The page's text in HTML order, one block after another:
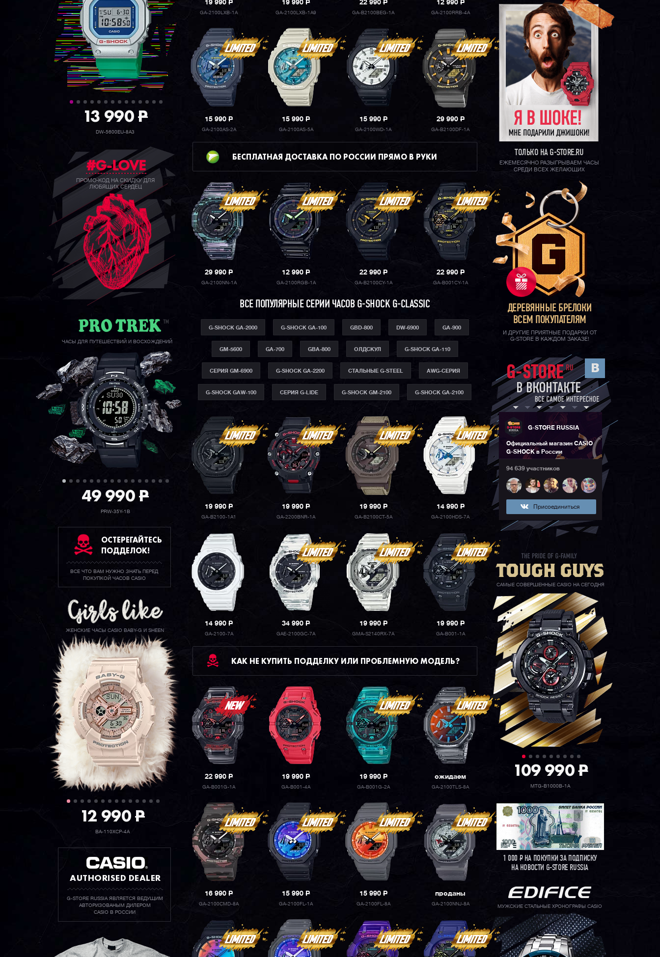
39 990P
GW-B5600BC-1B
#G-LOVE
ПРОМО-КОД НА СКИДКУ ДЛЯ
ЛЮБЯЩИХ СЕРДЕЦ
ЧАСЫ ДЛЯ ПУТЕШЕСТВИЙ И ВОСХОЖДЕНИЙ
49 990P
PRW-35Y-1B
ОСТЕРЕГАЙТЕСЬ
ПОДДЕЛОК!
ВСЕ ЧТО ВАМ НУЖНО ЗНАТЬ ПЕРЕД
ПОКУПКОЙ ЧАСОВ CASIO
ЖЕНСКИЕ ЧАСЫ CASIO BABY-G И SHEEN
12 990P
BA-110XCP-4A
AUTHORISED DEALER
G-STORE RUSSIA ЯВЛЯЕТСЯ ВЕДУЩИМ
АВТОРИЗОВАНЫМ ДИЛЕРОМ
CASIO В РОССИИ
19 990P
GA-2100LXB-1A
19 990P
GA-2100LXB-1A9
22 990P
GA-B2100BEG-1A
12 990P
GA-2100RRB-4A
15 990P
GA-2100AS-2A
15 990P
GA-2100AS-5A
15 990P
GA-2100WD-1A
29 990P
GA-B2100DF-1A
БЕСПЛАТНАЯ ДОСТАВКА ПО РОССИИ ПРЯМО В РУКИ
29 990P
GA-2100NN-1A
12 990P
GA-2100RGB-1A
22 990P
GA-B2100CY-1A
22 990P
GA-B001CY-1A
ВСЕ ПОПУЛЯРНЫЕ СЕРИИ ЧАСОВ G-SHOCK G-CLASSIC
G-SHOCK GA-2000 G-SHOCK GA-100 GBD-800 DW-6900 GA-900
GM-5600 GA-700 GBA-800 ОЛДСКУЛ G-SHOCK GA-110
СЕРИЯ GM-6900 G-SHOCK GA-2200 СТАЛЬНЫЕ G-STEEL AWG-СЕРИЯ
G-SHOCK GAW-100 СЕРИЯ G-LIDE G-SHOCK GM-2100 G-SHOCK GA-2100
19 990P
GA-B2100-1A1
19 990P
GA-2200BNR-1A
19 990P
GA-B2100CT-5A
14 990P
GA-2100HDS-7A
14 990P
GA-2100-7A
34 990P
GAE-2100GC-7A
19 990P
GMA-S2140RX-7A
19 990P
GA-B001-1A
КАК НЕ КУПИТЬ ПОДДЕЛКУ ИЛИ ПРОБЛЕМНУЮ МОДЕЛЬ?
22 990P
GA-B001G-1A
19 990P
GA-B001-4A
19 990P
GA-B001G-2A
ожидаем
GA-2100TLS-8A
16 990P
GA-2100CMD-8A
15 990P
GA-2100FL-1A
15 990P
GA-2100FL-8A
проданы
GA-2100NNJ-8A
ТОЛЬКО НА G-STORE.RU
ЕЖЕМЕСЯЧНО РАЗЫГРЫВАЕМ ЧАСЫ
СРЕДИ ВСЕХ ЖЕЛАЮЩИХ
ДЕРЕВЯННЫЕ БРЕЛОКИ
ВСЕМ ПОКУПАТЕЛЯМ
И ДРУГИЕ ПРИЯТНЫЕ ПОДАРКИ ОТ
G-STORE В КАЖДОМ ЗАКАЗЕ!
G-STORE RUSSIA
Официальный магазин CASIO
G-SHOCK в России
94 639 участников
Присоединиться
САМЫЕ СОВЕРШЕННЫЕ CASIO НА СЕГОДНЯ
109 990P
MTG-B1000B-1A
1 000РНА ПОКУПКИ ЗА ПОДПИСКУ
НА НОВОСТИ G-STORE RUSSIA
МУЖСКИЕ СТАЛЬНЫЕ ХРОНОГРАФЫ CASIO